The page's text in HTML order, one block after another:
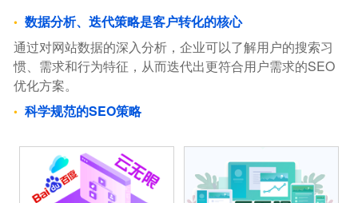
数据分析、迭代策略是客户转化的核心
通过对网站数据的深入分析，企业可以了解用户的搜索习
惯、需求和行为特征，从而迭代出更符合用户需求的SEO
优化方案。
科学规范的SEO策略